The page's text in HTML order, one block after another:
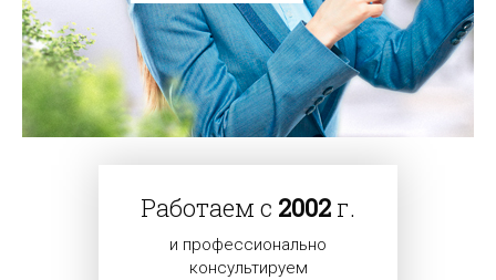
Работаем с 2002 г.
и профессионально
консультируем